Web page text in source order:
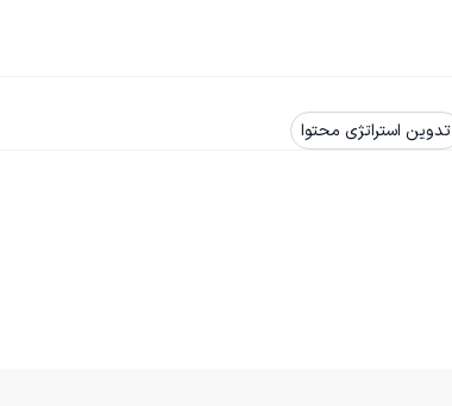
تدوین استراتژی محتوا